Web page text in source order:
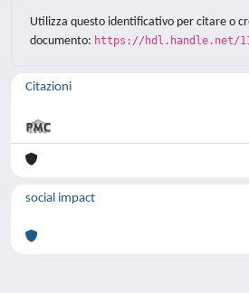
Utilizza questo identificativo per citare o
documento: https://hdl.handle.net/
Citazioni
social impact